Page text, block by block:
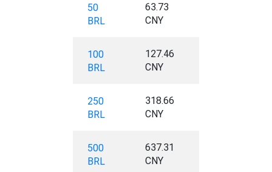
50
BRL
63.73
CNY
100
BRL
127.46
CNY
250
BRL
318.66
CNY
500
BRL
637.31
CNY